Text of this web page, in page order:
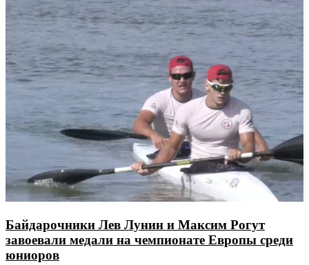
Байдарочники Лев Лунин и Максим Рогут
завоевали медали на чемпионате Европы среди
юниоров